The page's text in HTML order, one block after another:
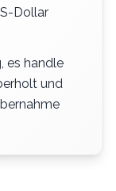
Dollar
es handle
und